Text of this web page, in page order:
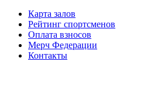
Карта залов
Рейтинг спортсменов
Оплата взносов
Мерч Федерации
Контакты